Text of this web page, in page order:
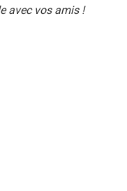
avec vos amis !